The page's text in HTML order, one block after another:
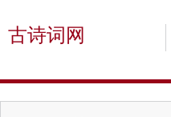
古诗词网